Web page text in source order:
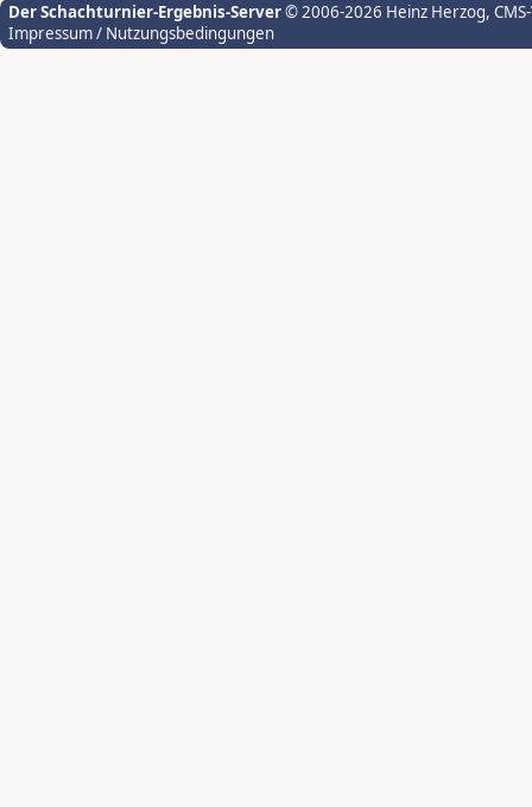
Der Schachturnier-Ergebnis-Server© 2006-2026 Heinz Herzog,
Impressum / Nutzungsbedingungen